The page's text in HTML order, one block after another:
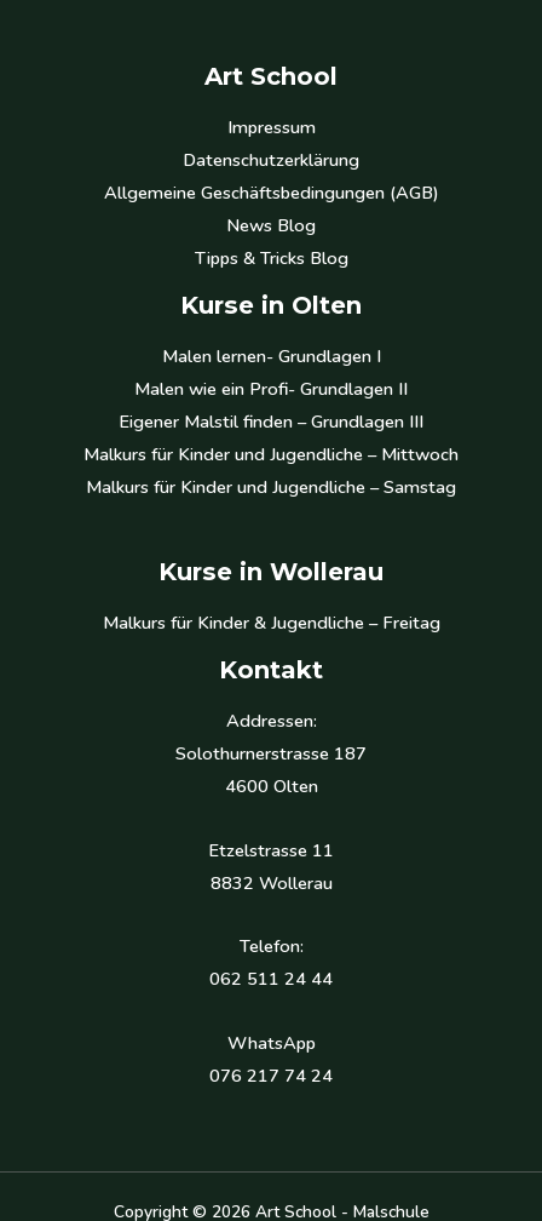
Art School
Impressum
Datenschutzerklärung
Allgemeine Geschäftsbedingungen (AGB)
News Blog
Tipps & Tricks Blog
Kurse in Olten
Malen lernen- Grundlagen I
Malen wie ein Profi- Grundlagen II
Eigener Malstil finden – Grundlagen III
Malkurs für Kinder und Jugendliche – Mittwoch
Malkurs für Kinder und Jugendliche – Samstag
Kurse in Wollerau
Malkurs für Kinder & Jugendliche – Freitag
Kontakt
Addressen:
Solothurnerstrasse 187
4600 Olten
Etzelstrasse 11
8832 Wollerau
Telefon:
062 511 24 44
WhatsApp
076 217 74 24
Copyright © 2026 Art School - Malschule